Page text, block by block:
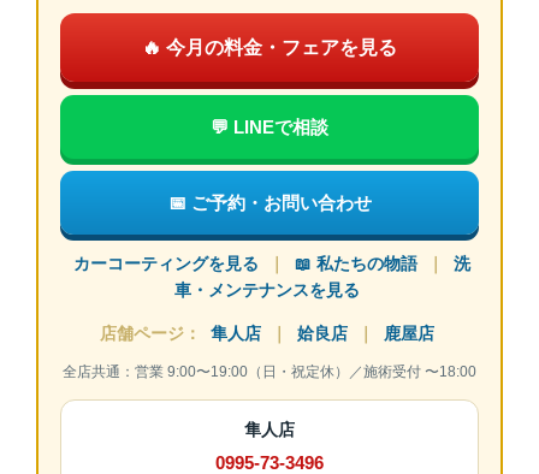
🔥 今月の料金・フェアを見る
💬 LINEで相談
📅 ご予約・お問い合わせ
カーコーティングを見る 📖 私たちの物語
洗
車・メンテナンスを見る
店舗ページ： 隼人店 姶良店 鹿屋店
全店共通：営業 9:00〜19:00（日・祝定休）／施術受付 〜18:00
隼人店
0995-73-3496